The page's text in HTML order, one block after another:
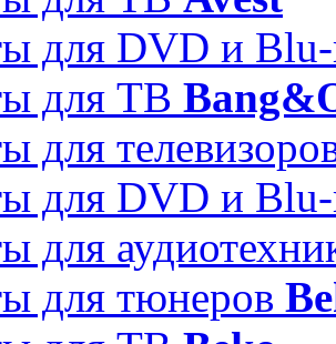
для DVD и
для ТВ
для
для DVD и
для
для тюнеров